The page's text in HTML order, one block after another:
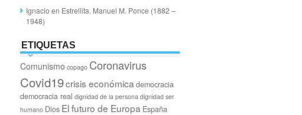
Ignacio en Estrellita. Manuel M. Ponce (1882 –
1948)
ETIQUETAS
Comunismo copago Coronavirus
Covid19crisis económica democracia
democracia real dignidad de la persona dignidad ser
humano Dios El futuro de Europa España